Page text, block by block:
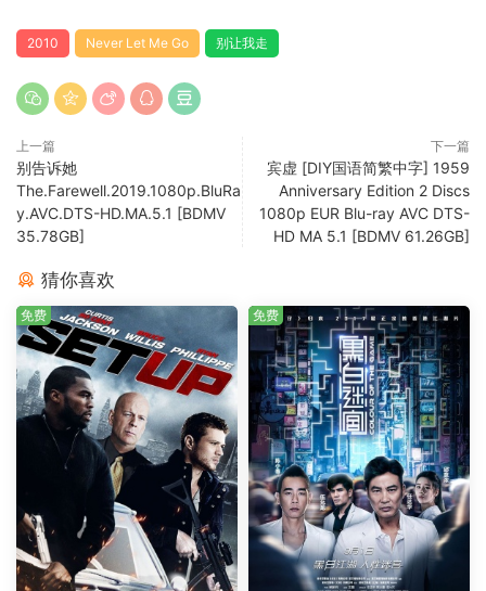
2010 Never Let Me Go 别让我走
上一篇
别告诉她
The.Farewell.2019.1080p.BluRa
y.AVC.DTS-HD.MA.5.1 [BDMV
35.78GB]
下一篇
宾虚 [DIY国语简繁中字] 1959
Anniversary Edition 2 Discs
1080p EUR Blu-ray AVC DTS-
HD MA 5.1 [BDMV 61.26GB]
猜你喜欢
免费 免费